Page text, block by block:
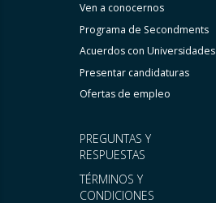
PREGUNTAS Y
RESPUESTAS
TÉRMINOS Y
CONDICIONES
Ven a conocernos
Programa de Secondments
Acuerdos con Universidades
Presentar candidaturas
Ofertas de empleo